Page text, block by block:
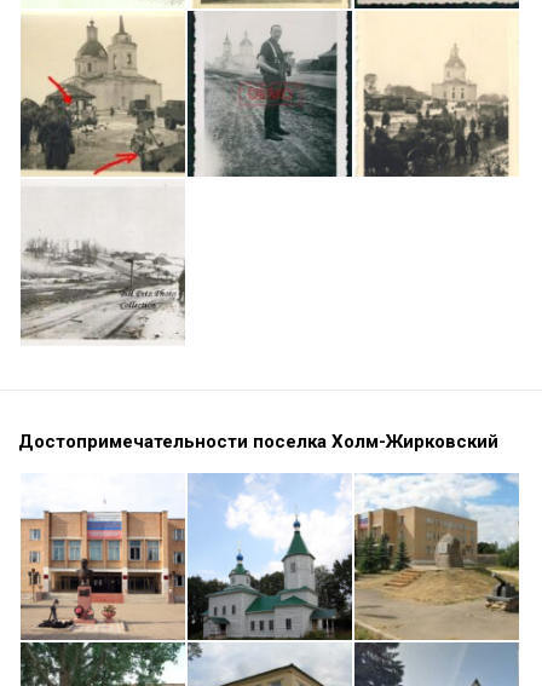
Достопримечательности поселка Холм-Жирковский